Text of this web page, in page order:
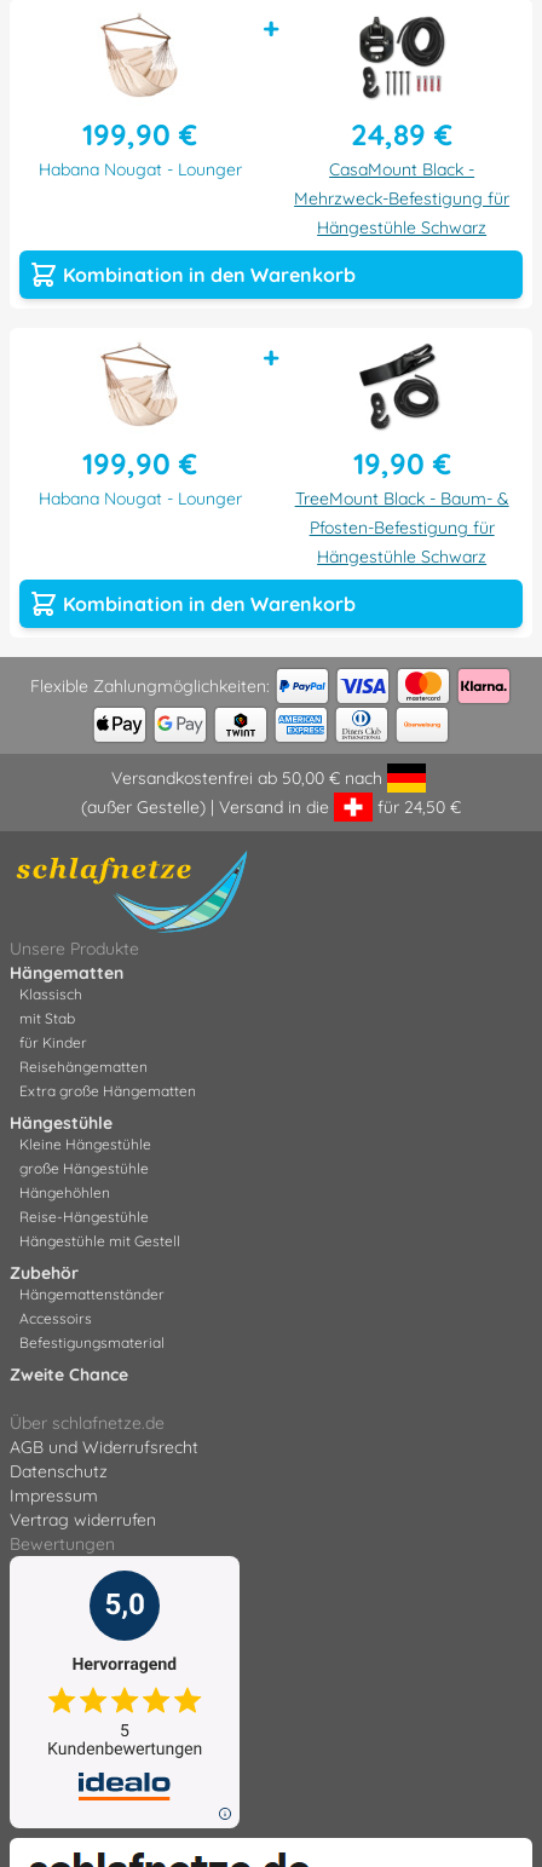
199,90 €
Habana Nougat - Lounger
+
24,89 €
CasaMount Black -
Mehrzweck-Befestigung für
Hängestühle Schwarz
Kombination in den Warenkorb
199,90 €
Habana Nougat - Lounger
+
19,90 €
TreeMount Black - Baum- &
Pfosten-Befestigung für
Hängestühle Schwarz
Kombination in den Warenkorb
Flexible Zahlungmöglichkeiten:
Versandkostenfrei ab 50,00 € nach
(außer Gestelle) | Versand in die
für 24,50 €
Unsere Produkte
Hängematten
Klassisch
mit Stab
für Kinder
Reisehängematten
Extra große Hängematten
Hängestühle
Kleine Hängestühle
große Hängestühle
Hängehöhlen
Reise-Hängestühle
Hängestühle mit Gestell
Zubehör
Hängemattenständer
Accessoirs
Befestigungsmaterial
Zweite Chance
Über schlafnetze.de
AGB und Widerrufsrecht
Datenschutz
Impressum
Vertrag widerrufen
Bewertungen